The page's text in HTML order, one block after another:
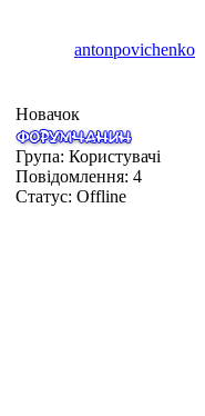
antonpovichenko
Новачок
Група: Користувачі
Повідомлення: 4
Статус: Offline